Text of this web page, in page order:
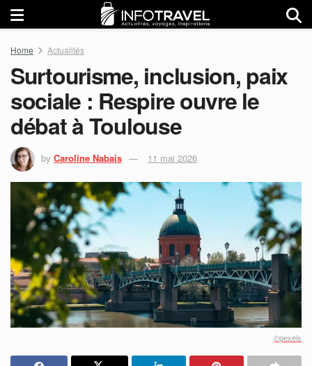
Home Actualités
Surtourisme, inclusion, paix
sociale : Respire ouvre le
débat à Toulouse
by Caroline Nabais 11 mai 2026
©pexels